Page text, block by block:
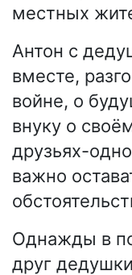
местных
Антон с
вместе,
войне, о
внуку о
друзьях-
важно
Однажды в
друг